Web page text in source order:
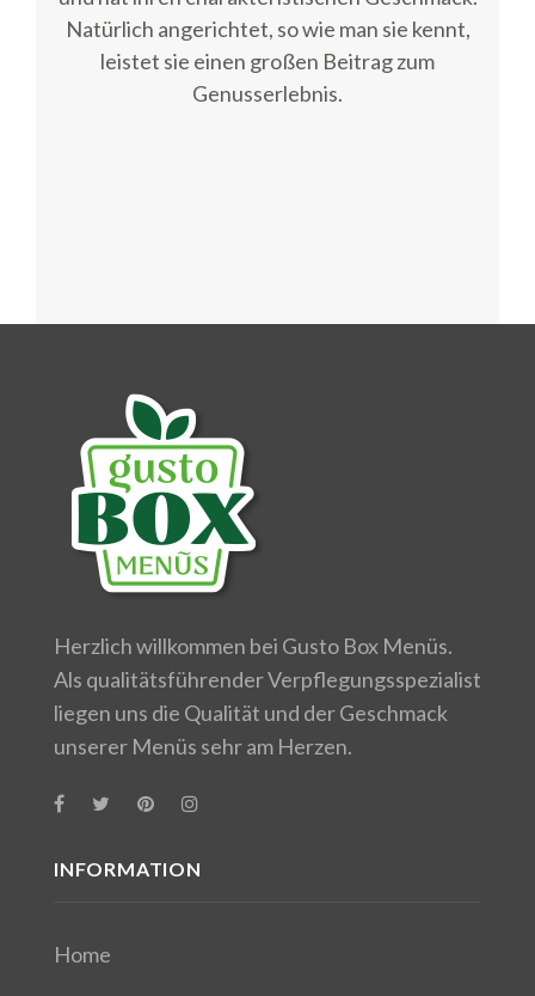
Natürlich angerichtet, so wie man sie kennt,
leistet sie einen großen Beitrag zum
Genusserlebnis.
Herzlich willkommen bei Gusto Box Menüs.
Als qualitätsführender Verpflegungsspezialist
liegen uns die Qualität und der Geschmack
unserer Menüs sehr am Herzen.
INFORMATION
Home